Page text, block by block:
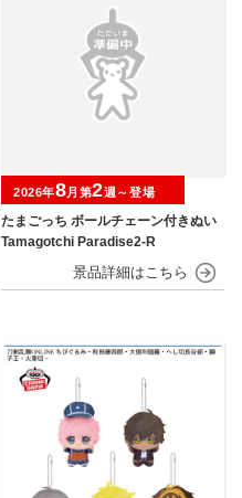
たまごっち ボールチェーン付きぬい
Tamagotchi Paradise2-R
2026年8月第2週～登場